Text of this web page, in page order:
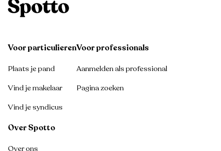
Voor particulieren
Plaats je pand
Vind je makelaar
Vind je syndicus
Voor professionals
Aanmelden als professional
Pagina zoeken
Over Spotto
Over ons